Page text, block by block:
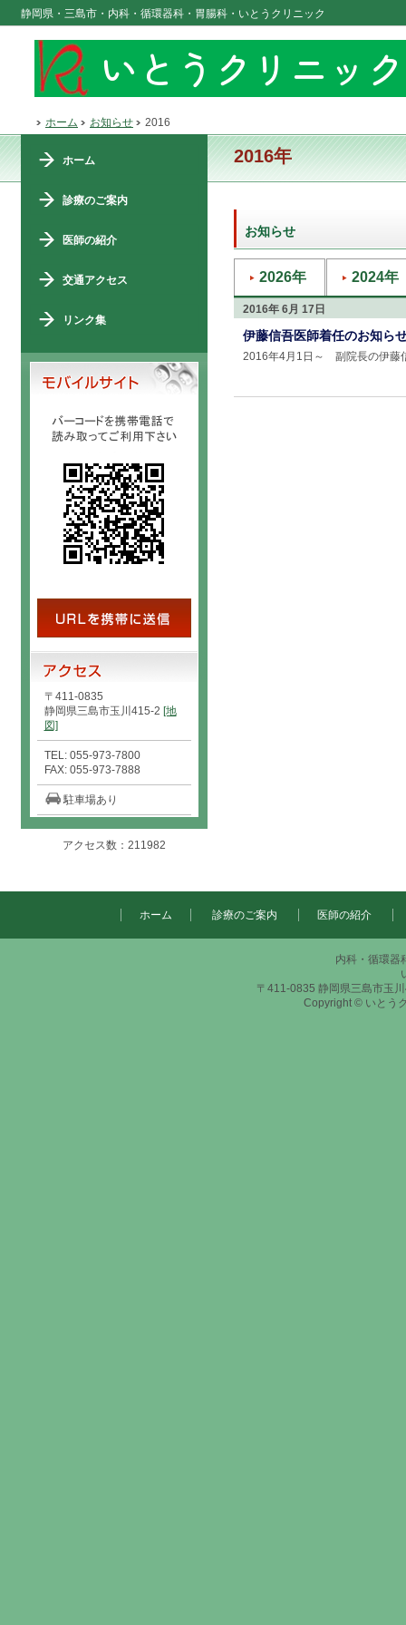
静岡県・三島市・内科・循環器科・胃腸科・いとうクリニック
ホーム お知らせ 2016
2016年
お知らせ
2026年 2024年
2016年 6月 17日
伊藤信吾医師着任のお知ら
2016年4月1日～ 副院長の伊藤
ホーム
診療のご案内
医師の紹介
交通アクセス
リンク集
〒411-0835
静岡県三島市玉川415-2 [地
図]
TEL: 055-973-7800
FAX: 055-973-7888
駐車場あり
アクセス数：211982
ホーム 診療のご案内 医師の紹介
内科・循環器
〒411-0835 静岡県三島市玉
Copyright © いとう